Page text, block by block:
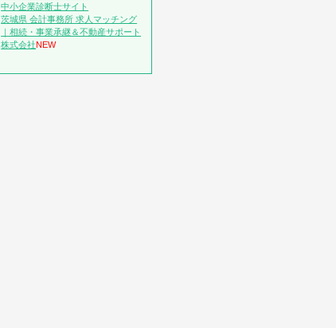
中小企業診断士サイト
茨城県 会計事務所 求人マッチング
｜相続・事業承継＆不動産サポート
株式会社NEW